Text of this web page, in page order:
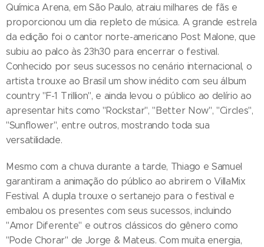
Química Arena, em São Paulo, atraiu milhares de fãs e
proporcionou um dia repleto de música. A grande estrela
da edição foi o cantor norte-americano Post Malone, que
subiu ao palco às 23h30 para encerrar o festival.
Conhecido por seus sucessos no cenário internacional, o
artista trouxe ao Brasil um show inédito com seu álbum
country "F-1 Trillion", e ainda levou o público ao delírio ao
apresentar hits como "Rockstar", "Better Now", "Circles",
"Sunflower", entre outros, mostrando toda sua
versatilidade.
Mesmo com a chuva durante a tarde, Thiago e Samuel
garantiram a animação do público ao abrirem o VillaMix
Festival. A dupla trouxe o sertanejo para o festival e
embalou os presentes com seus sucessos, incluindo
"Amor Diferente" e outros clássicos do gênero como
"Pode Chorar" de Jorge & Mateus. Com muita energia,